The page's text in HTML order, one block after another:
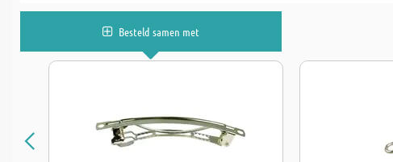
Besteld samen met